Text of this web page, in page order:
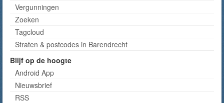
Vergunningen
Zoeken
Tagcloud
Straten & postcodes in Barendrecht
Blijf op de hoogte
Android App
Nieuwsbrief
RSS